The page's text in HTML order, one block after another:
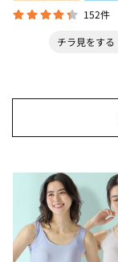
152件
チラ見をする